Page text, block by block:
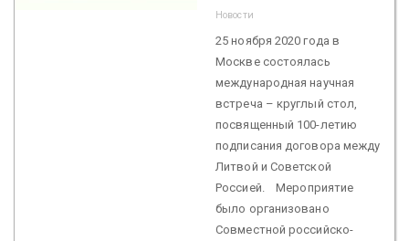
Новости
25 ноября 2020 года в
Москве состоялась
международная научная
встреча – круглый стол,
посвященный 100-летию
подписания договора между
Литвой и Советской
Россией. Мероприятие
было организовано
Совместной российско-